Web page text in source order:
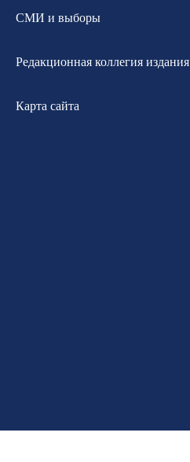
СМИ и выборы
Редакционная коллегия издания
Карта сайта